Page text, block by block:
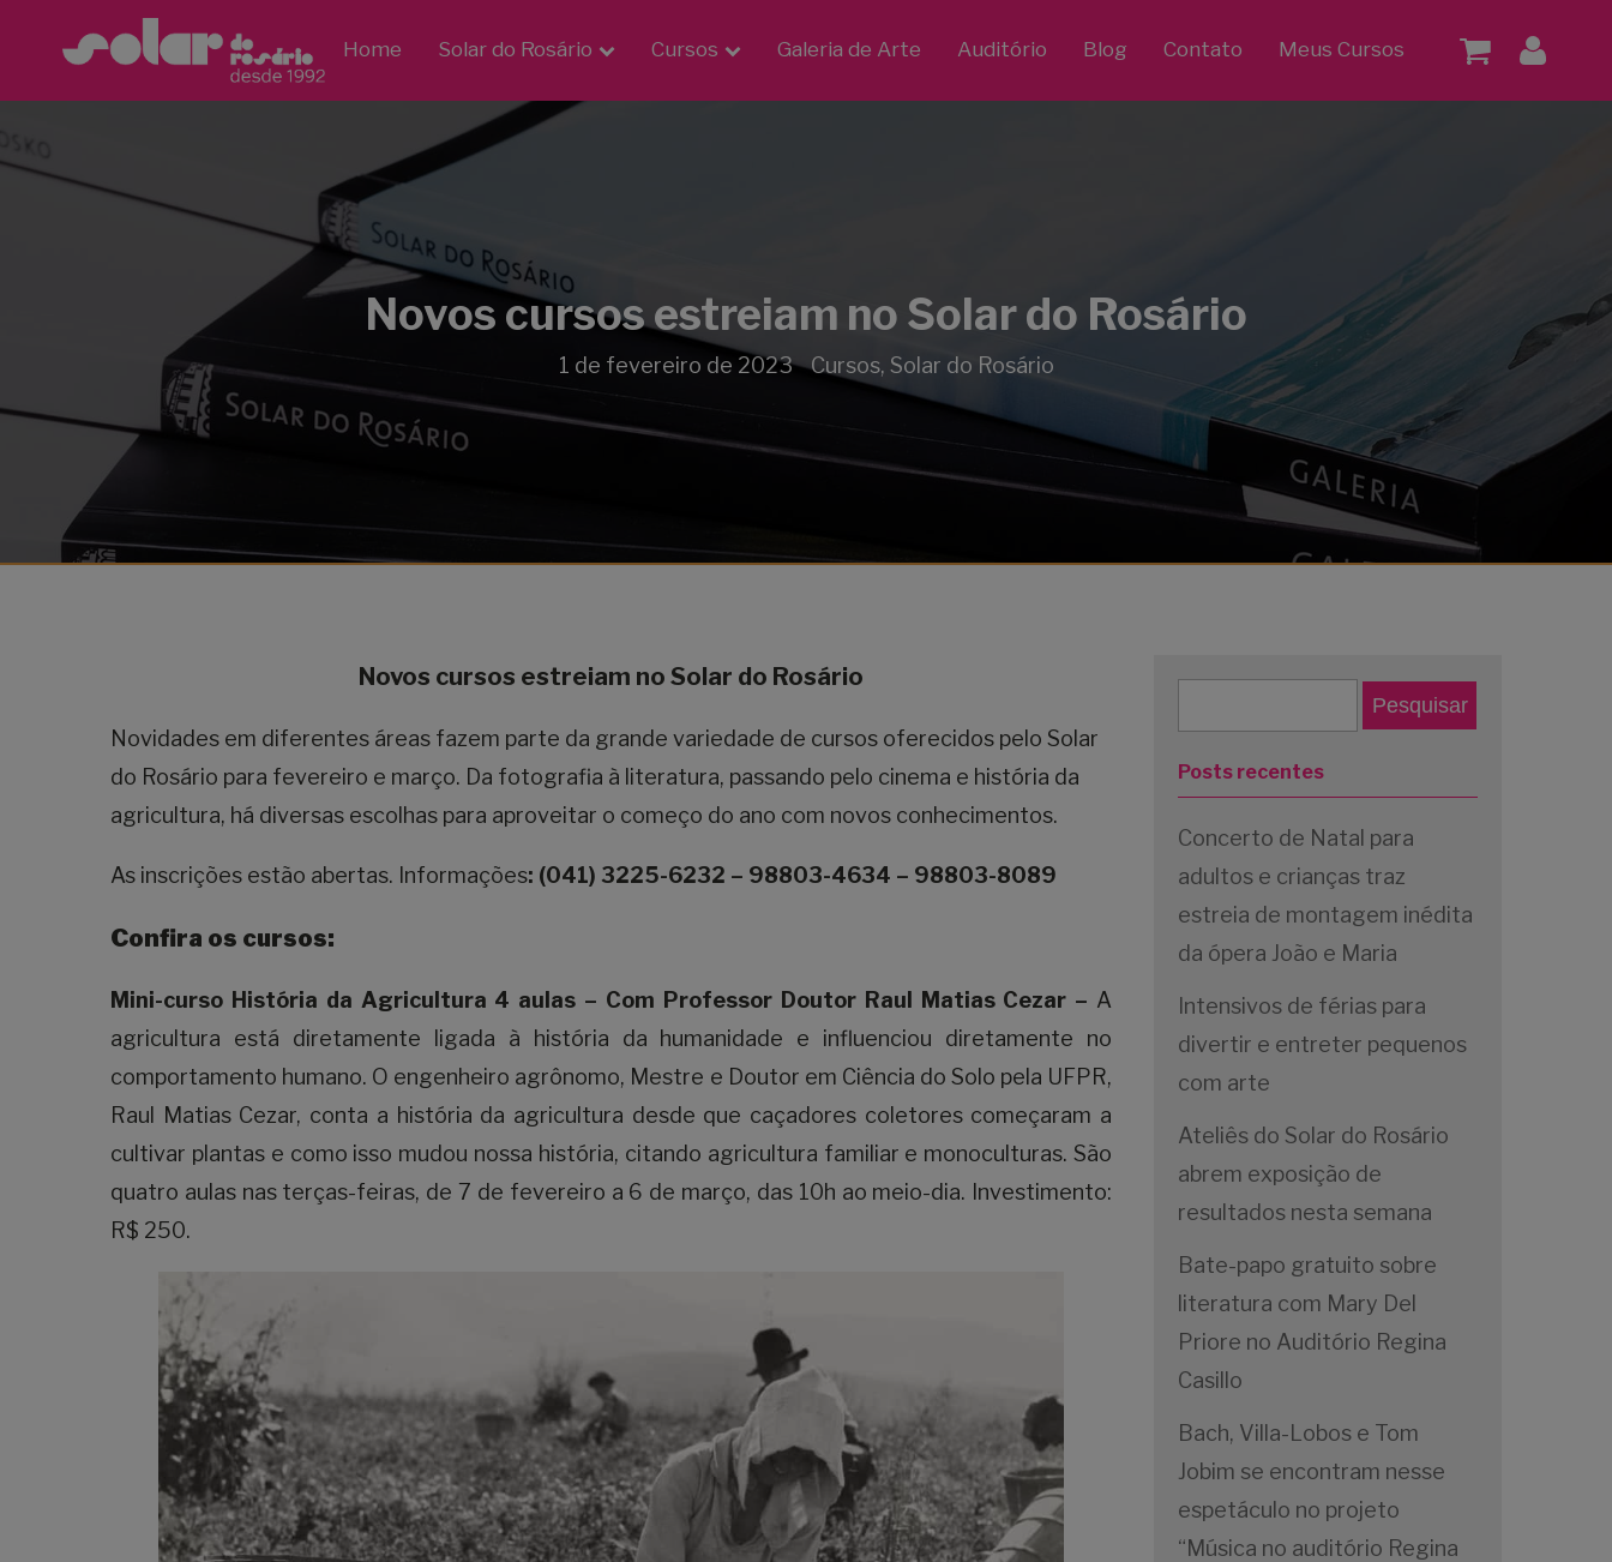
Home Solar do Rosário Cursos Galeria de Arte Auditório Blog Contato Meus Cursos
Novos cursos estreiam no Solar do Rosário
1 de fevereiro de 2023 Cursos, Solar do Rosário
Novos cursos estreiam no Solar do Rosário
Novidades em diferentes áreas fazem parte da grande variedade de cursos oferecidos pelo Solar
do Rosário para fevereiro e março. Da fotografia à literatura, passando pelo cinema e história da
agricultura, há diversas escolhas para aproveitar o começo do ano com novos conhecimentos.
As inscrições estão abertas. Informações: (041) 3225-6232 – 98803-4634 – 98803-8089
Confira os cursos:
Mini-curso História da Agricultura 4 aulas – Com Professor Doutor Raul Matias Cezar – A
agricultura está diretamente ligada à história da humanidade e influenciou diretamente no
comportamento humano. O engenheiro agrônomo, Mestre e Doutor em Ciência do Solo pela UFPR,
Raul Matias Cezar, conta a história da agricultura desde que caçadores coletores começaram a
cultivar plantas e como isso mudou nossa história, citando agricultura familiar e monoculturas. São
quatro aulas nas terças-feiras, de 7 de fevereiro a 6 de março, das 10h ao meio-dia. Investimento:
R$ 250.
Posts recentes
Concerto de Natal para
adultos e crianças traz
estreia de montagem inédita
da ópera João e Maria
Intensivos de férias para
divertir e entreter pequenos
com arte
Ateliês do Solar do Rosário
abrem exposição de
resultados nesta semana
Bate-papo gratuito sobre
literatura com Mary Del
Priore no Auditório Regina
Casillo
Bach, Villa-Lobos e Tom
Jobim se encontram nesse
espetáculo no projeto
“Música no auditório Regina